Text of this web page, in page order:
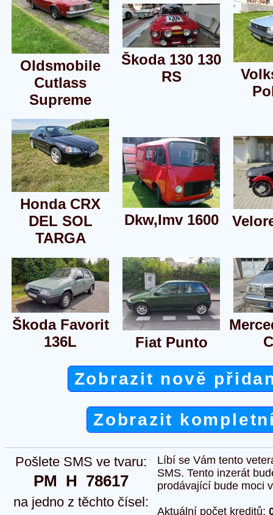
Oldsmobile
Cutlass
Supreme
Škoda 130 130
RS
Honda CRX
DEL SOL
TARGA
Dkw,Imv 1600
Škoda Favorit
136L
Fiat Punto
Zobrazit nově
Zobrazit
Pošlete SMS ve tvaru:
PM  H  78617
na jedno z těchto čísel:
Líbí se Vám tento
SMS. Tento inzerát
prodávající bude moci
Aktuální počet kreditů: